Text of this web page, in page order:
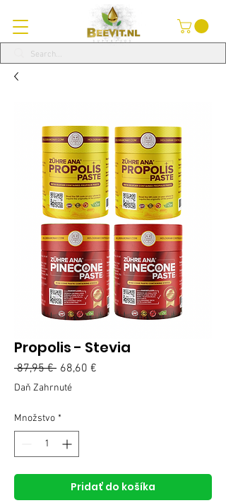
Propolis - Stevia
87,95 € Normálna
cena
68,60 €
Daň Zahrnuté
Množstvo *
Pridať do košíka